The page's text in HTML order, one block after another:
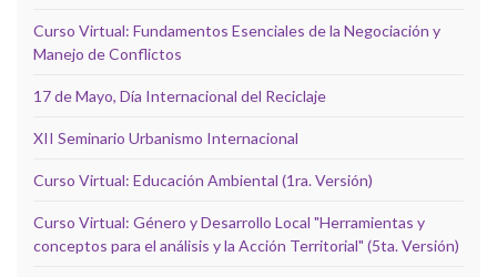
Curso Virtual: Fundamentos Esenciales de la Negociación y
Manejo de Conflictos
17 de Mayo, Día Internacional del Reciclaje
XII Seminario Urbanismo Internacional
Curso Virtual: Educación Ambiental (1ra. Versión)
Curso Virtual: Género y Desarrollo Local "Herramientas y
conceptos para el análisis y la Acción Territorial" (5ta. Versión)